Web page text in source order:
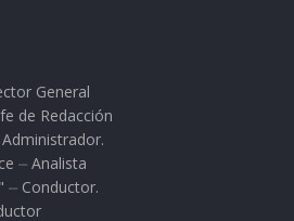
General
de Redacción
⏤ Analista
⏤ Conductor.